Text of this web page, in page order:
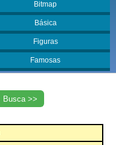
Bitmap
Básica
Figuras
Famosas
Busca >>